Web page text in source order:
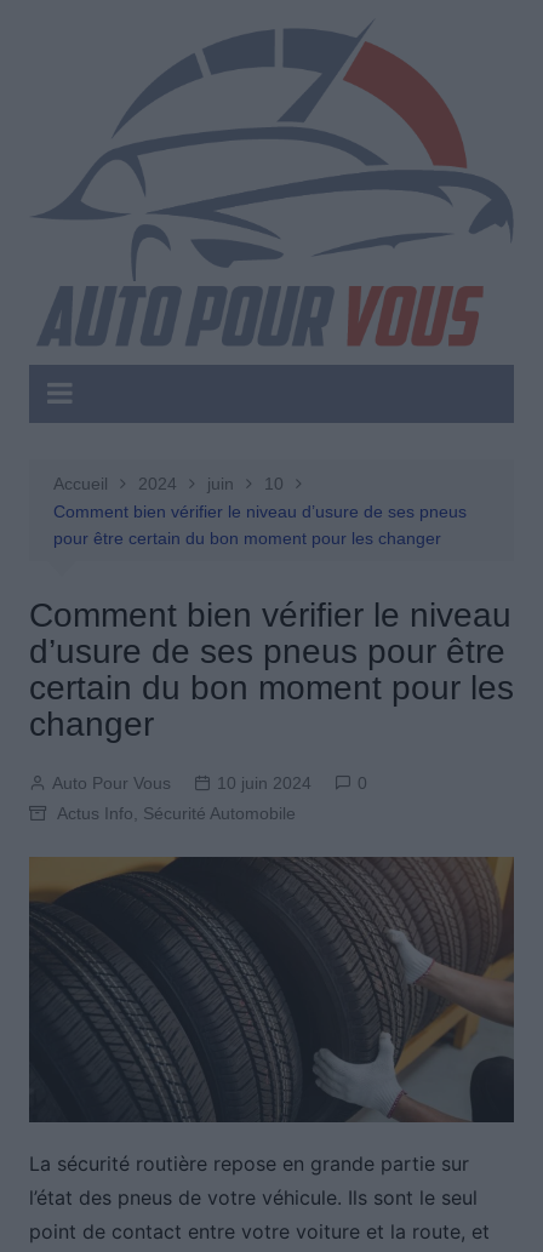
Accueil 2024 juin
10
Comment bien vérifier le niveau d’usure de ses pneus
pour être certain du bon moment pour les changer
Comment bien vérifier le niveau
d’usure de ses pneus pour être
certain du bon moment pour les
changer
Auto Pour Vous 10 juin 2024
0
Actus Info, Sécurité Automobile
La sécurité routière repose en grande partie sur
l’état des pneus de votre véhicule. Ils sont le seul
point de contact entre votre voiture et la route, et